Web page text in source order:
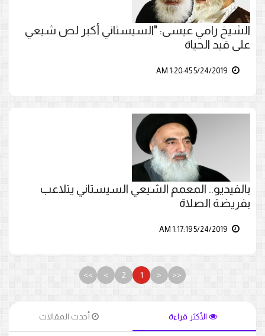
الشيخ رامي عيسى: "السيستاني أكبر لص شيعي
على قيد الحياة
بالفيديو.. المعمم الشيعي السيستاني يتلاعب
بفريضة الصلاة
<<
<
1
2
>
>>
الأكثر قراءة أحدث المقالات